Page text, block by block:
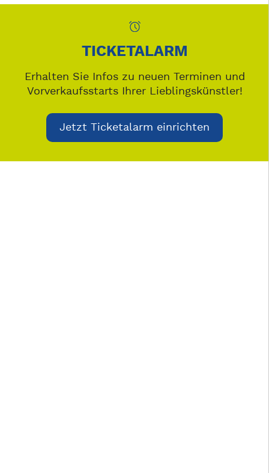
TICKETALARM
Erhalten Sie Infos zu neuen Terminen und
Vorverkaufsstarts Ihrer Lieblingskünstler!
Jetzt Ticketalarm einrichten